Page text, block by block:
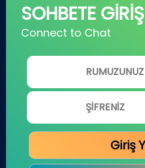
SOHBETE GİRİŞ
Connect to Chat
Giriş